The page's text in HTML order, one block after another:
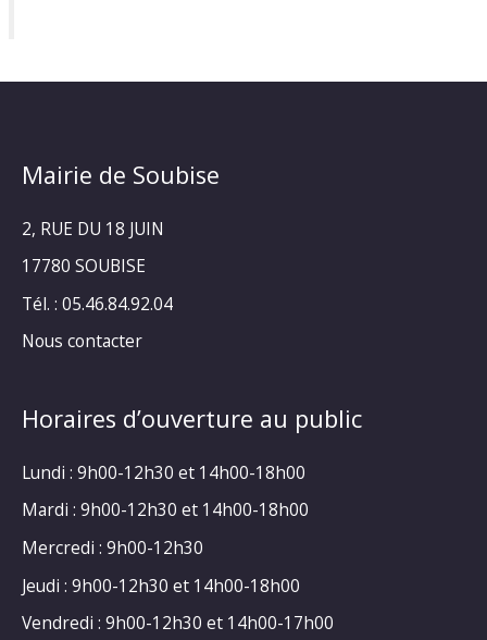
Mairie de Soubise
2, RUE DU 18 JUIN
17780 SOUBISE
Tél. : 05.46.84.92.04
Nous contacter
Horaires d’ouverture au public
Lundi : 9h00-12h30 et 14h00-18h00
Mardi : 9h00-12h30 et 14h00-18h00
Mercredi : 9h00-12h30
Jeudi : 9h00-12h30 et 14h00-18h00
Vendredi : 9h00-12h30 et 14h00-17h00